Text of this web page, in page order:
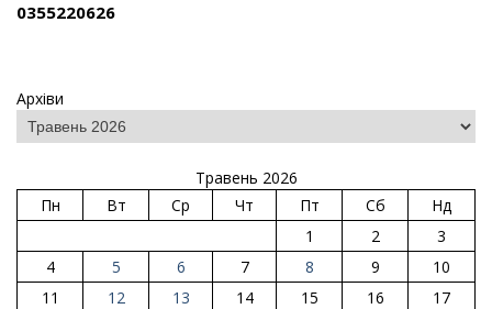
0355220626
Архіви
Травень 2026
Пн
Вт Ср Чт Пт Сб
Нд
1
2
3
4
5 6 7 8 9
10
11
12 13 14 15 16
17